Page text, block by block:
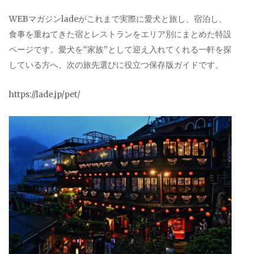
WEBマガジンladeがこれまで実際に愛犬と旅し、宿泊し、
食事を重ねてきた宿とレストランをエリア別にまとめた特設
ページです。愛犬を“家族”として迎え入れてくれる一軒を探
している方へ、次の旅先選びに役立つ保存版ガイドです。
https://lade.jp/pet/